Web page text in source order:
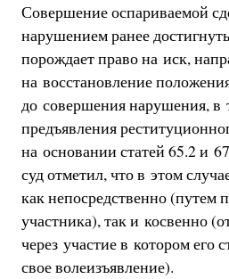
Совершение оспариваемой
нарушением ранее
порождает право на иск,
на восстановление
до совершения нарушения, в
предъявления
на основании статей 65.2 и
суд отметил, что в этом
как непосредственно (путем
участника), так и косвенно
через участие в котором его
свое волеизъявление).